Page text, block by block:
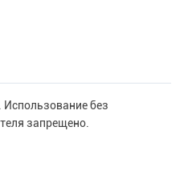
Использование без
запрещено.